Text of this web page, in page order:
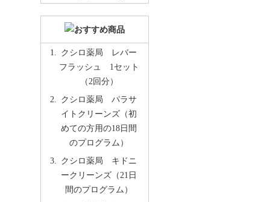
クシロ薬局 レバー
フラッシュ 1セット
（2回分）
クシロ薬局 パラサ
イトクリーンズ（初
めての方用の18日間
のプログラム）
クシロ薬局 キドニ
ークリーンズ（21日
間のプログラム）